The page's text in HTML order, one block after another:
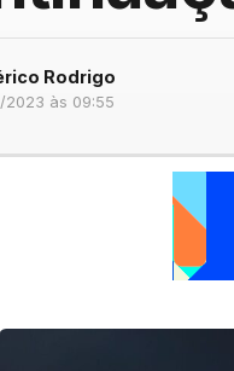
Rodrigo
2023 às 09:55